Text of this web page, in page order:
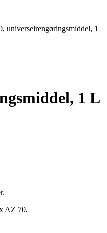
universelrengøringsmiddel, 1
1 L
AZ 70,